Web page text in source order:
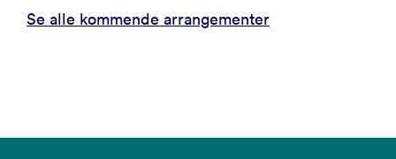
Se alle kommende arrangementer